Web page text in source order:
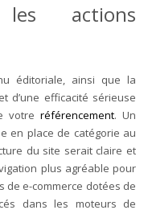
actions
éditoriale, ainsi que la
d’une efficacité sérieuse
votre référencement. Un
en place de catégorie au
du site serait claire et
plus agréable pour
de e-commerce dotées de
dans les moteurs de